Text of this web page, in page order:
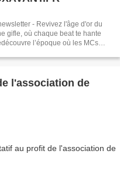
- Revivez l'âge d'or du
gifle, où chaque beat te hante
l’époque où les MCs
l'association de